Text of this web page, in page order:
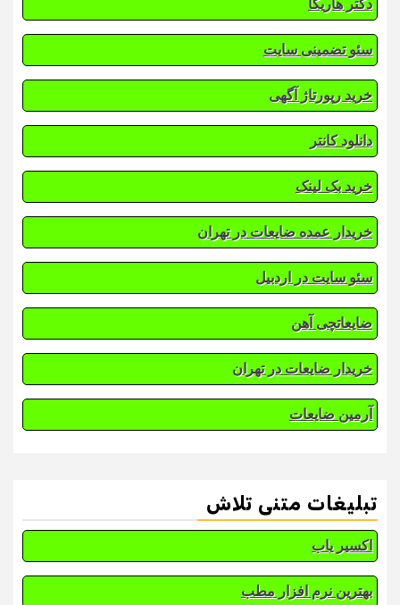
دکتر هاریکا
سئو تضمینی سایت
خرید رپورتاژ آگهی
دانلود کانتر
خرید بک لینک
خریدار عمده ضایعات در تهران
سئو سایت در اردبیل
ضایعاتچی آهن
خریدار ضایعات در تهران
آرمین ضایعات
تبلیغات متنی تلاش
اکسیر یاب
بهترین نرم افزار مطب